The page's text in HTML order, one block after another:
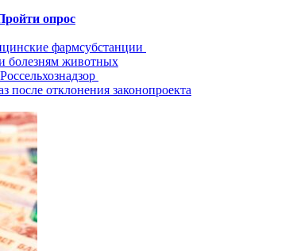
опрос
фармсубстанции
болезням животных
отклонения законопроекта